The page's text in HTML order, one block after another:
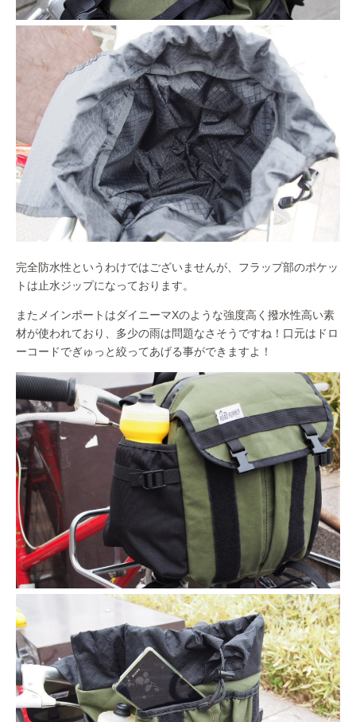
完全防水性というわけではございませんが、フラップ部のポケッ
トは止水ジップになっております。
またメインポートはダイニーマXのような強度高く撥水性高い素
材が使われており、多少の雨は問題なさそうですね！口元はドロ
ーコードでぎゅっと絞ってあげる事ができますよ！